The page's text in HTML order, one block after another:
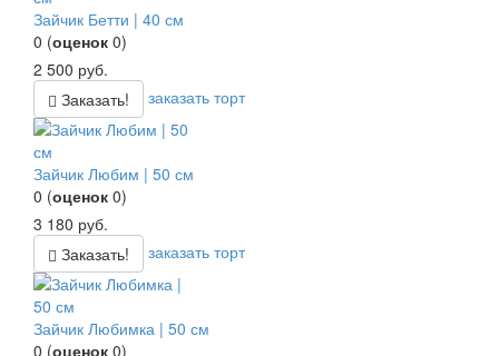
Зайчик Бетти | 40 см
0 (оценок 0)
2 500 руб.
Заказать!
заказать торт
Зайчик Любим | 50 см
0 (оценок 0)
3 180 руб.
Заказать!
заказать торт
Зайчик Любимка | 50 см
0 (оценок 0)